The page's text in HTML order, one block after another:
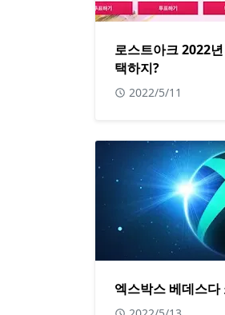
로스트아크 2022
택하지?
2022/5/11
엑스박스 베데스